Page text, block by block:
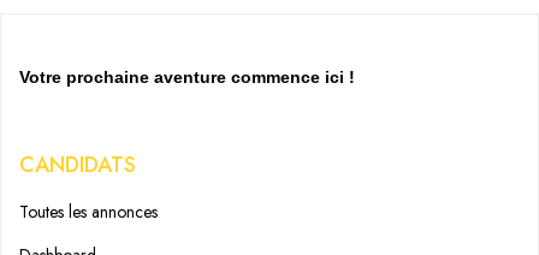
Votre prochaine aventure commence ici !
CANDIDATS
Toutes les annonces